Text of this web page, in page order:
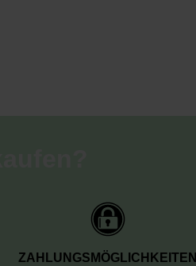
ZAHLUNGSMÖGLICHKEITEN